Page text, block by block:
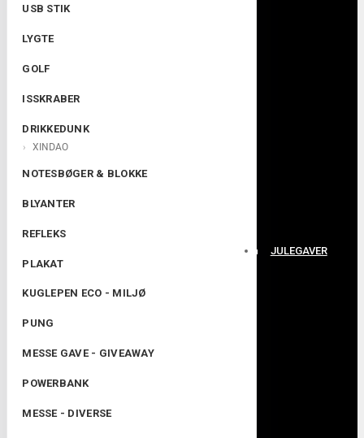
USB STIK
LYGTE
GOLF
ISSKRABER
DRIKKEDUNK
XINDAO
NOTESBØGER & BLOKKE
BLYANTER
REFLEKS
PLAKAT
KUGLEPEN ECO - MILJØ
PUNG
MESSE GAVE - GIVEAWAY
POWERBANK
MESSE - DIVERSE
JULEGAVER